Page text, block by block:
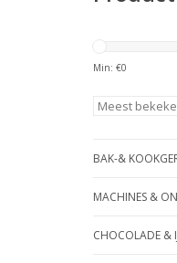
Min: €0
BAK-&
MACHINES &
CHOCOLADE &